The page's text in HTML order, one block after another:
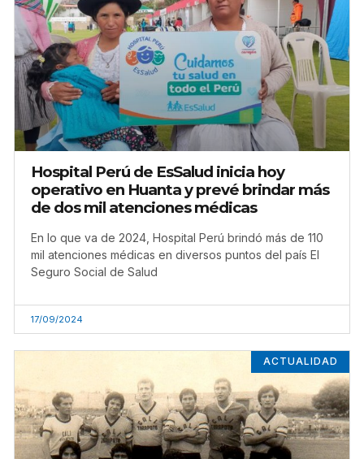
Hospital Perú de EsSalud inicia hoy
operativo en Huanta y prevé brindar más
de dos mil atenciones médicas
En lo que va de 2024, Hospital Perú brindó más de 110
mil atenciones médicas en diversos puntos del país El
Seguro Social de Salud
17/09/2024
ACTUALIDAD